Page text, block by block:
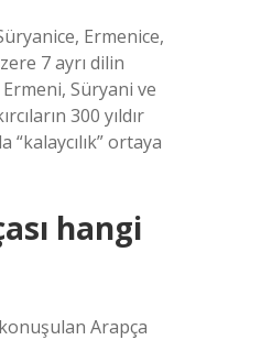
Ermenice,
7 ayrı dilin
Süryani ve
300 yıldır
ortaya
hangi
Arapça